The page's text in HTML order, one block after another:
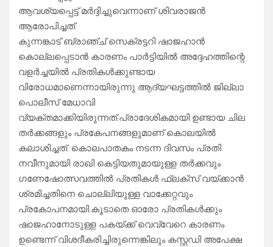
ആവശ്യപ്പെട്ട് മര്‍ദ്ദിച്ചുവെന്നാണ് ശിവരാജന്‍
ആരോപിച്ചത്.
കുന്നങ്കാട് ബ്രാഞ്ച് സെക്രട്ടറി ഷാജഹാന്‍
കൊല്ലപ്പെടാന്‍ കാരണം പാര്‍ട്ടിയില്‍ അദ്ദേഹത്തിന്റെ
വളര്‍ച്ചയില്‍ പ്രതികള്‍ക്കുണ്ടായ
വിരോധമാണെന്നായിരുന്നു ആദ്യഘട്ടത്തില്‍ ജില്ലാ
പൊലീസ് മേധാവി
വ്യക്തമാക്കിയിരുന്നത്.പ്രാദേശികമായി ഉണ്ടായ ചില
തര്‍ക്കങ്ങളും പ്രകേപനങ്ങളുമാണ് കൊലയില്‍
കലാശിച്ചത്. കൊലപാതകം നടന്ന ദിവസം പ്രതി
നവീനുമായി രാഖി കെട്ടിയതുമായുള്ള തര്‍ക്കവും
ഗണേഷോത്സവത്തില്‍ പ്രതികള്‍ ഫ്ലക്സ് വയ്ക്കാന്‍
ശ്രമിച്ചതിനെ ചൊല്ലിയുള്ള വാക്കേറ്റവും
പ്രകോപനമായി.കൂടാതെ ഓരോ പ്രതികള്‍ക്കും
ഷാജഹാനോടുള്ള പകയ്ക്ക് വെവ്വേറെ കാരണം
ഉണ്ടെന്ന് വിശദീകരിച്ചിരുന്നെങ്കിലും കസ്റ്റഡി അപേക്ഷ